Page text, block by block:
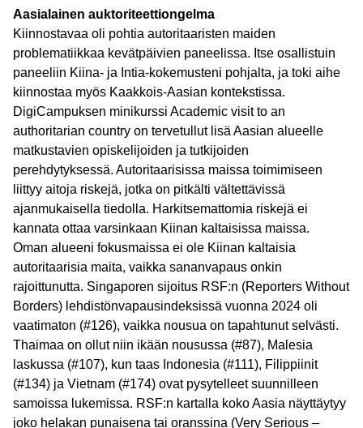
Aasialainen auktoriteettiongelma
Kiinnostavaa oli pohtia autoritaaristen maiden
problematiikkaa kevätpäivien paneelissa. Itse osallistuin
paneeliin Kiina- ja Intia-kokemusteni pohjalta, ja toki aihe
kiinnostaa myös Kaakkois-Aasian kontekstissa.
DigiCampuksen minikurssi Academic visit to an
authoritarian country on tervetullut lisä Aasian alueelle
matkustavien opiskelijoiden ja tutkijoiden
perehdytyksessä. Autoritaarisissa maissa toimimiseen
liittyy aitoja riskejä, jotka on pitkälti vältettävissä
ajanmukaisella tiedolla. Harkitsemattomia riskejä ei
kannata ottaa varsinkaan Kiinan kaltaisissa maissa.
Oman alueeni fokusmaissa ei ole Kiinan kaltaisia
autoritaarisia maita, vaikka sananvapaus onkin
rajoittunutta. Singaporen sijoitus RSF:n (Reporters Without
Borders) lehdistönvapausindeksissä vuonna 2024 oli
vaatimaton (#126), vaikka nousua on tapahtunut selvästi.
Thaimaa on ollut niin ikään nousussa (#87), Malesia
laskussa (#107), kun taas Indonesia (#111), Filippiinit
(#134) ja Vietnam (#174) ovat pysytelleet suunnilleen
samoissa lukemissa. RSF:n kartalla koko Aasia näyttäytyy
joko helakan punaisena tai oranssina (Very Serious –